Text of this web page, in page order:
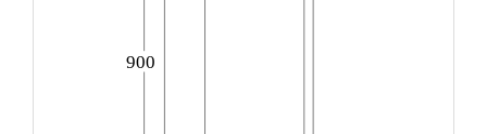
900